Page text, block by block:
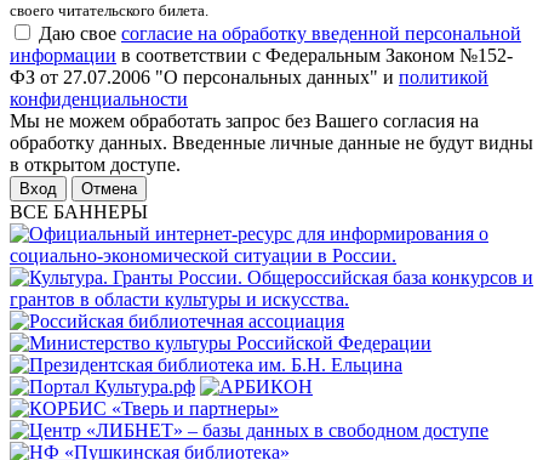
своего читательского билета.
Даю свое согласие на обработку введенной персональной
информации в соответствии с Федеральным Законом №152-
ФЗ от 27.07.2006 "О персональных данных" и политикой
конфиденциальности
Мы не можем обработать запрос без Вашего согласия на
обработку данных. Введенные личные данные не будут видны
в открытом доступе.
Отмена
ВСЕ БАННЕРЫ